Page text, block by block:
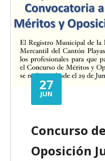
27
JUN
Concurso
Oposición